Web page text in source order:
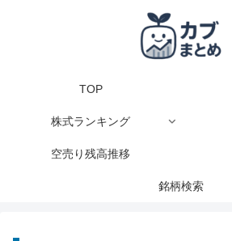
TOP
株式ランキング
空売り残高推移
銘柄検索